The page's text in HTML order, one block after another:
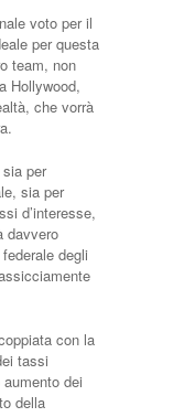
voto per il
per questa
team, non
Hollywood,
che vorrà
per
sia per
d’interesse,
davvero
degli
con la
tassi
dei
della